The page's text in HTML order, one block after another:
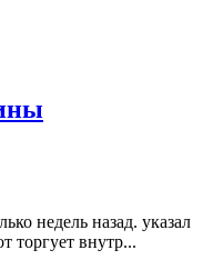
недель назад. указал
торгует внутр...